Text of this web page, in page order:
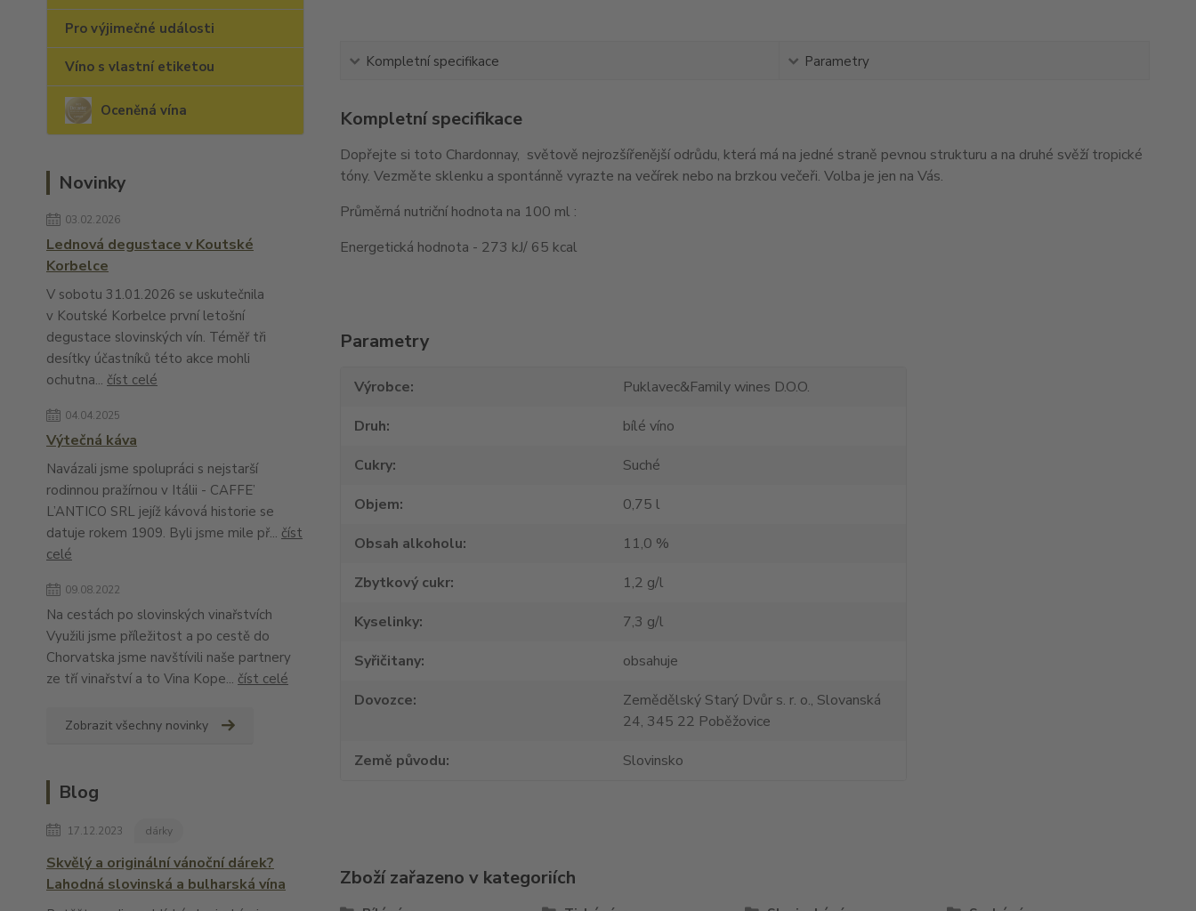
Pro výjimečné události
Víno s vlastní etiketou
Oceněná vína
Novinky
03.02.2026
Lednová degustace v Koutské
Korbelce
V sobotu 31.01.2026 se uskutečnila
v Koutské Korbelce první letošní
degustace slovinských vín. Téměř tři
desítky účastníků této akce mohli
ochutna... číst celé
04.04.2025
Výtečná káva
Navázali jsme spolupráci s nejstarší
rodinnou pražírnou v Itálii - CAFFE’
L’ANTICO SRL jejíž kávová historie se
datuje rokem 1909. Byli jsme mile př... číst
celé
09.08.2022
Na cestách po slovinských vinařstvích
Využili jsme příležitost a po cestě do
Chorvatska jsme navštívili naše partnery
ze tří vinařství a to Vina Kope... číst celé
Zobrazit všechny novinky
Blog
17.12.2023 dárky
Skvělý a originální vánoční dárek?
Lahodná slovinská a bulharská vína
Kompletní specifikace Parametry
Kompletní specifikace
Dopřejte si toto Chardonnay, světově nejrozšířenější odrůdu, která má na jedné straně pevnou strukturu a na druhé svěží tropické
tóny. Vezměte sklenku a spontánně vyrazte na večírek nebo na brzkou večeři. Volba je jen na Vás.
Průměrná nutriční hodnota na 100 ml :
Energetická hodnota - 273 kJ/ 65 kcal
Parametry
Výrobce
Puklavec&Family wines D.O.O.
Druh
bílé víno
Cukry
Suché
Objem
0,75 l
Obsah alkoholu
11,0 %
Zbytkový cukr
1,2 g/l
Kyselinky
7,3 g/l
Syřičitany
obsahuje
Dovozce
Zemědělský Starý Dvůr s. r. o., Slovanská
24, 345 22 Poběžovice
Země původu
Slovinsko
Zboží zařazeno v kategoriích